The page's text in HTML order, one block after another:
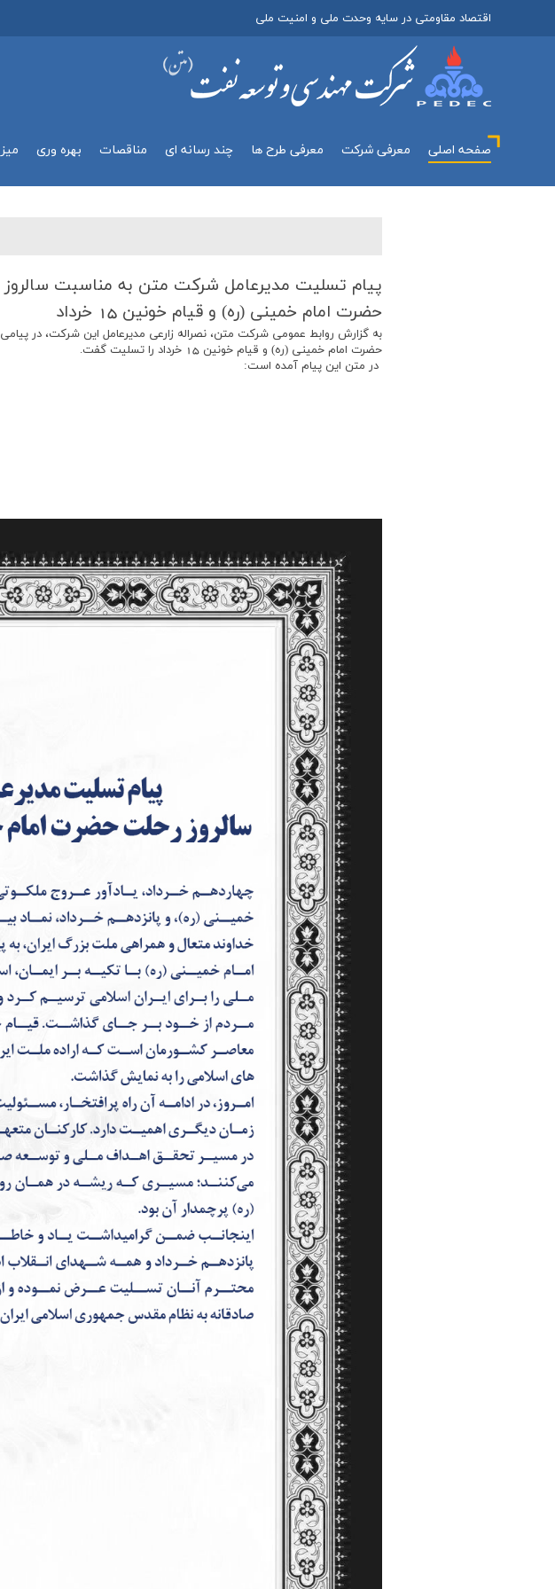
اقتصاد مقاومتی در سایه وحدت ملی و امنیت ملی
صفحه اصلی معرفي شركت معرفی طرح ها چند رسانه اي مناقصات بهره وري
پیام تسلیت مدیرعامل شركت متن به مناسبت
حضرت امام خمینی (ره) و قیام خونین 15 خرداد
به گزارش روابط عمومی شرکت متن، نصراله زارعی مدیرعامل این شرکت، در
حضرت امام خمینی (ره) و قیام خونین 15 خرداد را تسلیت گفت.
در متن این پیام آمده است: